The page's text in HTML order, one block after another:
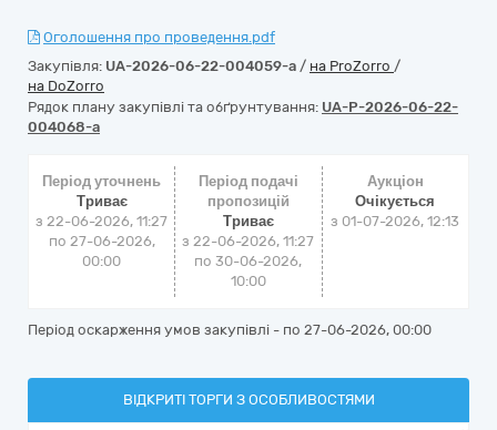
Оголошення про проведення.pdf
Закупівля: UA-2026-06-22-004059-a / на ProZorro /
на DoZorro
Рядок плану закупівлі та обґрунтування: UA-P-2026-06-22-
004068-a
Період уточнень
Триває
з 22-06-2026, 11:27
по 27-06-2026,
00:00
Період подачі
пропозицій
Триває
з 22-06-2026, 11:27
по 30-06-2026,
10:00
Аукціон
Очікується
з 01-07-2026, 12:13
Період оскарження умов закупівлі - по 27-06-2026, 00:00
ВІДКРИТІ ТОРГИ З ОСОБЛИВОСТЯМИ